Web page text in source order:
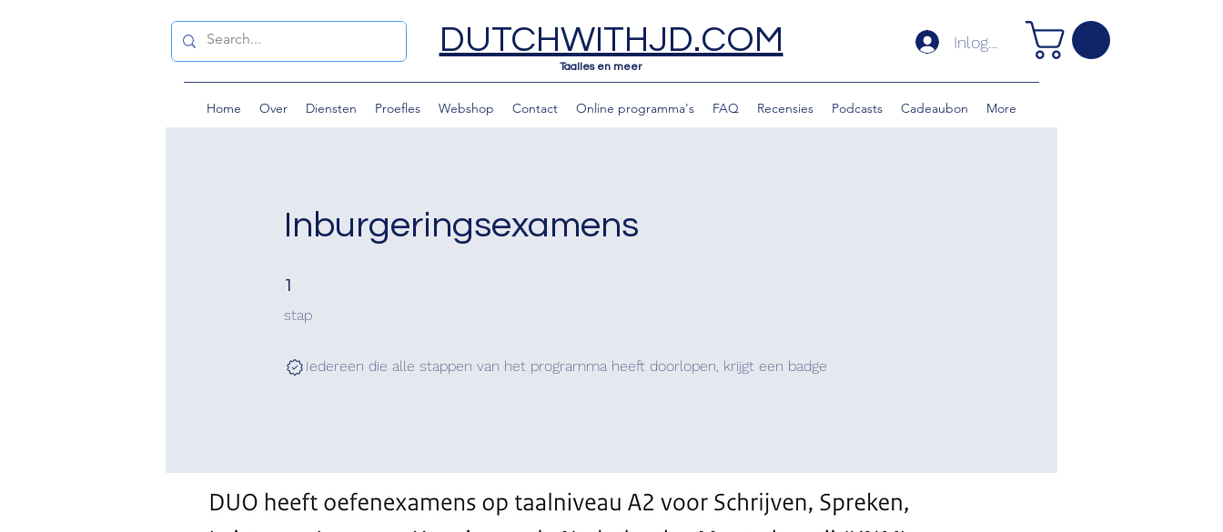
DUTCHWITHJD.COM
Taalles en meer
Inloggen
Home Over Diensten Proefles Webshop Contact Online programma's FAQ Recensies Podcasts Cadeaubon More
Inburgeringsexamens
1
stap
1 stap
Iedereen die alle stappen van het programma heeft doorlopen, krijgt een badge